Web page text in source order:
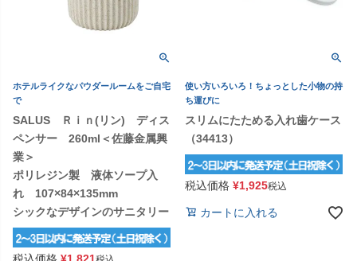
ホテルライクなパウダールームをご自宅
で
SALUS Ｒｉｎ(リン) ディス
ペンサー 260ml＜佐藤金属興
業＞
ポリレジン製 液体ソープ入
れ 107×84×135mm
シックなデザインのサニタリー
使い方いろいろ！ちょっとした小物の持
ち運びに
スリムにたためる入れ歯ケース
（34413）
税込価格 ¥1,925税込
カートに入れる